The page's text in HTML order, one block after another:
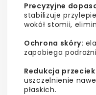
Precyzyjne
stabilizuje
wokół stomii,
Ochrona skóry:
zapobiega
Redukcja
uszczelnienie
płaskich.